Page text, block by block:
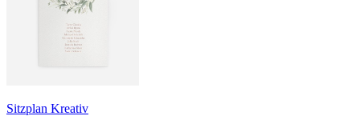
Sitzplan Kreativ